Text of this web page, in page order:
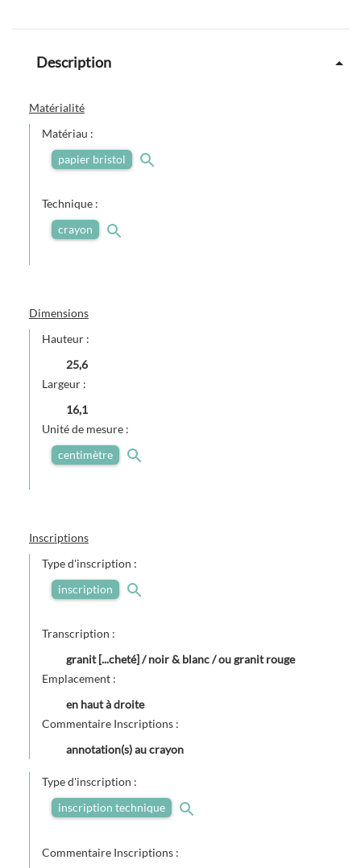
Description
Matérialité
Matériau :
papier bristol
Technique :
crayon
Dimensions
Hauteur :
25,6
Largeur :
16,1
Unité de mesure :
centimètre
Inscriptions
Type d'inscription :
inscription
Transcription :
granit [...cheté] / noir & blanc / ou granit rouge
Emplacement :
en haut à droite
Commentaire Inscriptions :
annotation(s) au crayon
Type d'inscription :
inscription technique
Commentaire Inscriptions :